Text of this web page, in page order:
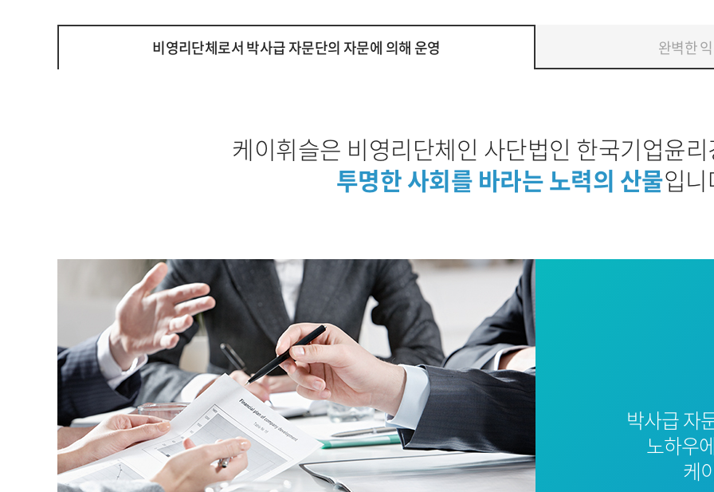
비영리단체로서 박사급 자문단의 자문에 의해 운영 완벽한
케이휘슬은 비영리단체인 사단법인 한국기업윤
투명한 사회를 바라는 노력의 산물입
박사급 자
노하우
케